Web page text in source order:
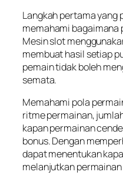
Langkah pertama yang
memahami bagaimana
Mesin slot
membuat hasil setiap
pemain tidak boleh
semata.
Memahami pola
ritme permainan,
kapan permainan
bonus. Dengan
dapat menentukan
melanjutkan